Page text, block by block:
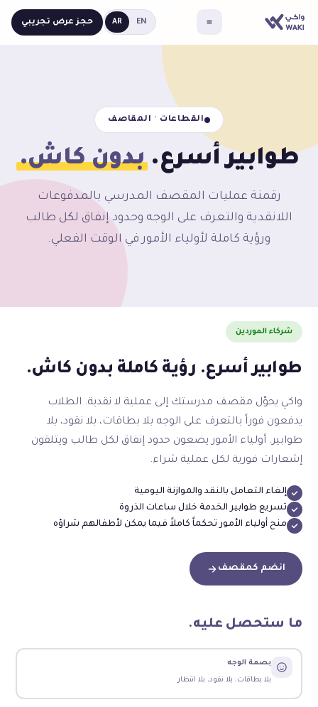
EN
AR حجز عرض تجريبي
القطاعات · المقاصف
طوابير أسرع. بدون كاش.
رقمنة عمليات المقصف المدرسي بالمدفوعات
اللانقدية والتعرف على الوجه وحدود إنفاق لكل طالب
ورؤية كاملة لأولياء الأمور في الوقت الفعلي.
شركاء الموردين
طوابير أسرع. رؤية كاملة بدون كاش.
واكي يحوّل مقصف مدرستك إلى عملية لا نقدية. الطلاب
يدفعون فوراً بالتعرف على الوجه بلا بطاقات، بلا نقود، بلا
طوابير. أولياء الأمور يضعون حدود إنفاق لكل طالب ويتلقون
إشعارات فورية لكل عملية شراء.
إلغاء التعامل بالنقد والموازنة اليومية
تسريع طوابير الخدمة خلال ساعات الذروة
منح أولياء الأمور تحكماً كاملاً فيما يمكن لأطفالهم شراؤه
انضم كمقصف
ما ستحصل عليه.
بصمة الوجه
بلا بطاقات، بلا نقود، بلا انتظار